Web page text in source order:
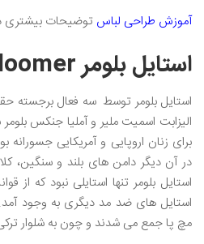
آموزش طراحی لباس توضیحات بیشتری
استایل بلومر Bloomer
استایل بلومر توسط سه فعال برجسته
الیزابت اسمیت ملیر و آملیا جنکس
برای زنان اروپایی و آمریکایی
در آن دیگر دامن های بلند و سنگین،
استایل بلومر تنها استایلی نبود که از
استایل های ضد مد دیگری به وجود آمد.
مچ پا جمع می شدند و چون به شلوار